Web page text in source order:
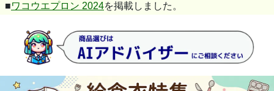
■ワコウエプロン 2024を掲載しました。
■HACCPサポート食品工業向けユニフォームサンエス フー
ドマイスター 2024を掲載しました。
アドクリーン ホワイト クリーンルーム 2024を掲載しま
した。